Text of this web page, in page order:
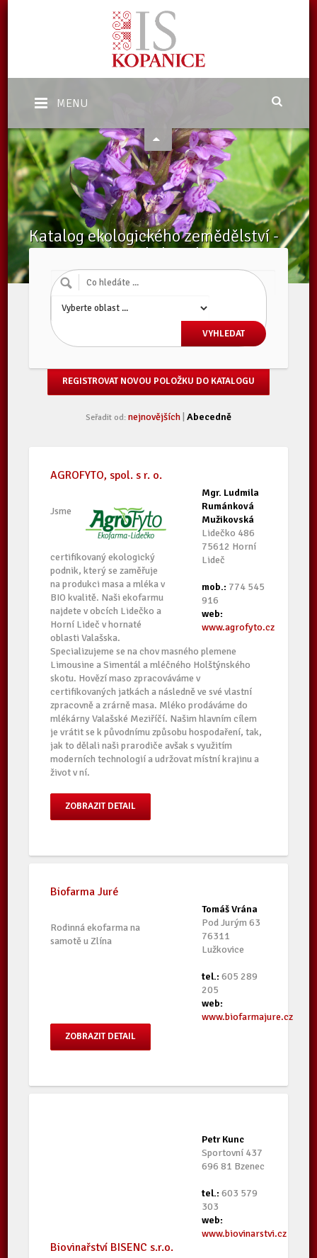
MENU
Katalog ekologického zemědělství -
Zpracovatelé v ekologickém
zemědělství
Katalog subjektů
Zpracovatelé v ekologickém zemědělství
REGISTROVAT NOVOU POLOŽKU DO KATALOGU
Seřadit od: nejnovějších Abecedně
Mgr. Ludmila
Rumánková
Mužikovská
Lidečko 486
75612 Horní
Lideč
mob.: 774 545
916
web:
www.agrofyto.cz
AGROFYTO, spol. s r. o.
Jsme
certifikovaný ekologický
podnik, který se zaměřuje
na produkci masa a mléka v
BIO kvalitě. Naši ekofarmu
najdete v obcích Lidečko a
Horní Lideč v hornaté
oblasti Valašska.
Specializujeme se na chov masného plemene
Limousine a Simentál a mléčného Holštýnského
skotu. Hovězí maso zpracováváme v
certifikovaných jatkách a následně ve své vlastní
zpracovně a zrárně masa. Mléko prodáváme do
mlékárny Valašské Meziříčí. Našim hlavním cílem
je vrátit se k původnímu způsobu hospodaření, tak,
jak to dělali naši prarodiče avšak s využitím
moderních technologií a udržovat místní krajinu a
život v ní.
ZOBRAZIT DETAIL
Tomáš Vrána
Pod Jurým 63
76311
Lužkovice
tel.: 605 289
205
web:
www.biofarmajure.cz
Biofarma Juré
Rodinná ekofarma na
samotě u Zlína
ZOBRAZIT DETAIL
Petr Kunc
Sportovní 437
696 81 Bzenec
tel.: 603 579
303
web:
www.biovinarstvi.cz
Biovinařství BISENC s.r.o.